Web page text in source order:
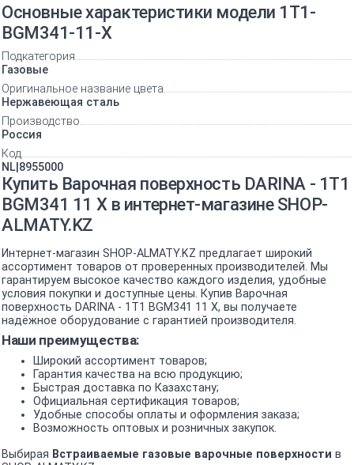
Основные характеристики модели 1T1-
BGM341-11-X
Подкатегория
Газовые
Оригинальное название цвета
Нержавеющая сталь
Производство
Россия
Код
NL|8955000
Купить Варочная поверхность DARINA - 1T1
BGM341 11 X в интернет-магазине SHOP-
ALMATY.KZ
Интернет-магазин SHOP-ALMATY.KZ предлагает широкий
ассортимент товаров от проверенных производителей. Мы
гарантируем высокое качество каждого изделия, удобные
условия покупки и доступные цены. Купив Варочная
поверхность DARINA - 1T1 BGM341 11 X, вы получаете
надёжное оборудование с гарантией производителя.
Наши преимущества:
Широкий ассортимент товаров;
Гарантия качества на всю продукцию;
Быстрая доставка по Казахстану;
Официальная сертификация товаров;
Удобные способы оплаты и оформления заказа;
Возможность оптовых и розничных закупок.
Выбирая Встраиваемые газовые варочные поверхности в